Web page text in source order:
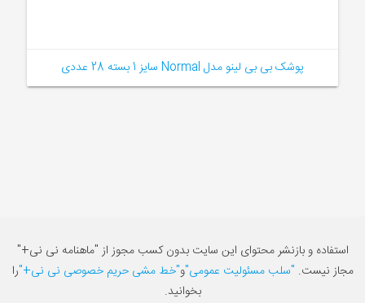
پوشک بی بی لینو مدل Normal سایز 1 بسته 28 عددی
استفاده و بازنشر محتوای این سایت بدون کسب مجوز از "ماهنامه نی نی+"
مجاز نیست. "سلب مسئولیت عمومی"و"خط مشی حریم خصوصی نی نی+"را
بخوانید.